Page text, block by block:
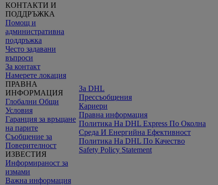
КОНТАКТИ И
ПОДДРЪЖКА
Помощ и
административна
поддръжка
Често задавани
въпроси
За контакт
Намерете локация
ПРАВНА
ИНФОРМАЦИЯ
Глобални Общи
Условия
Гаранция за връщане
на парите
Съобщение за
Поверителност
ИЗВЕСТИЯ
Информираност за
измами
Важна информация
За DHL
Прессъобщения
Кариери
Правна информация
Политика На DHL Express По Околна
Среда И Енергийна Ефективност
Политика На DHL По Качество
Safety Policy Statement